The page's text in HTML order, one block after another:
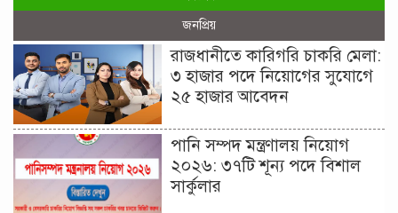
জনপ্রিয়
রাজধানীতে কারিগরি চাকরি মেলা:
৩ হাজার পদে নিয়োগের সুযোগে
২৫ হাজার আবেদন
পানি সম্পদ মন্ত্রণালয় নিয়োগ
২০২৬: ৩৭টি শূন্য পদে বিশাল
সার্কুলার